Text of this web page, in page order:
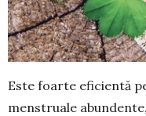
Este foarte eficientă
menstruale